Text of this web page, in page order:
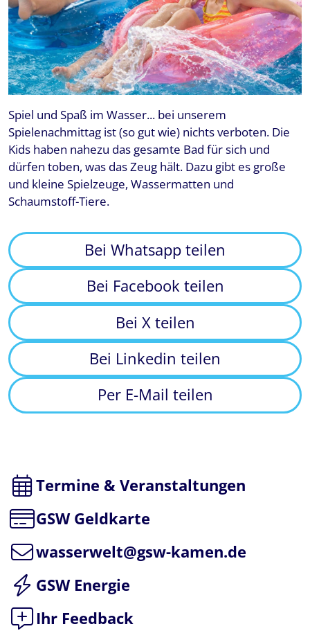
Spiel und Spaß im Wasser... bei unserem
Spielenachmittag ist (so gut wie) nichts verboten. Die
Kids haben nahezu das gesamte Bad für sich und
dürfen toben, was das Zeug hält. Dazu gibt es große
und kleine Spielzeuge, Wassermatten und
Schaumstoff-Tiere.
Bei Whatsapp teilen
Bei Facebook teilen
Bei X teilen
Bei Linkedin teilen
Per E-Mail teilen
Termine & Veranstaltungen
GSW Geldkarte
wasserwelt@gsw-kamen.de
GSW Energie
Ihr Feedback